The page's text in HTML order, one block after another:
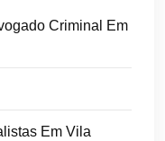
Criminal Em
Em Vila